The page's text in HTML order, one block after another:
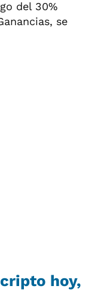
del 30%
se
hoy,